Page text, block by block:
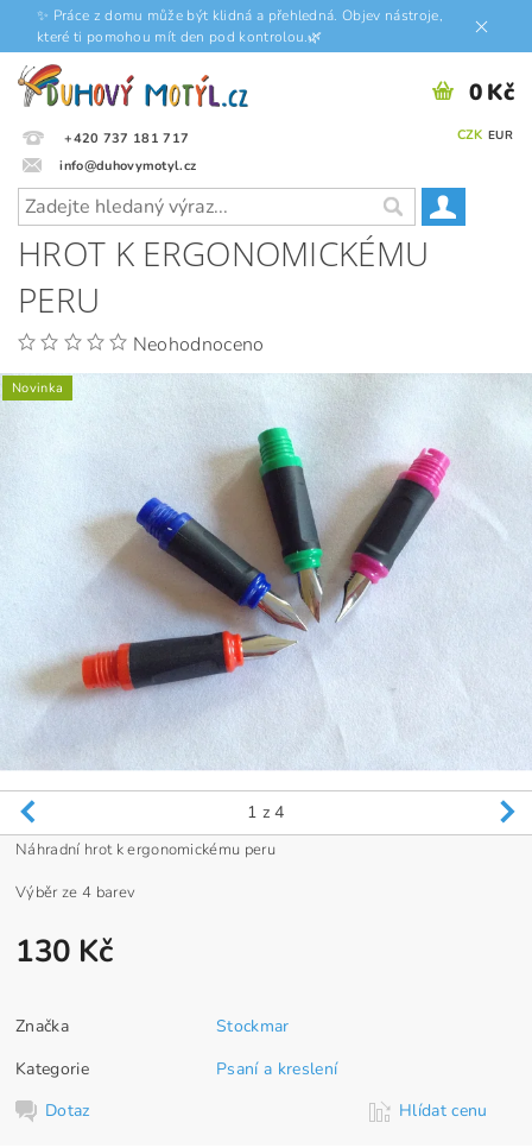
✨ Práce z domu může být klidná a přehledná. Objev nástroje,
které ti pomohou mít den pod kontrolou.🌿
+420 737 181 717
info@duhovymotyl.cz
CZK EUR
0 Kč
HROT K ERGONOMICKÉMU
PERU
Neohodnoceno
Novinka
1 z 4
Náhradní hrot k ergonomickému peru
Výběr ze 4 barev
130 Kč
Značka
Stockmar
Kategorie
Psaní a kreslení
Dotaz
Hlídat cenu